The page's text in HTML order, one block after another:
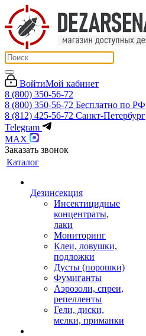
ВойтиМой кабинет
8 (800) 350-56-72
8 (800) 350-56-72 Бесплатно по РФ
8 (812) 425-56-72 Санкт-Петербург
Telegram
MAX
Заказать звонок
Каталог
Дезинсекция
Инсектицидные
концентраты,
лаки
Мониторинг
Клеи, ловушки,
подложки
Дусты (порошки)
Фумиганты
Аэрозоли, спреи,
репелленты
Гели, диски,
мелки, приманки